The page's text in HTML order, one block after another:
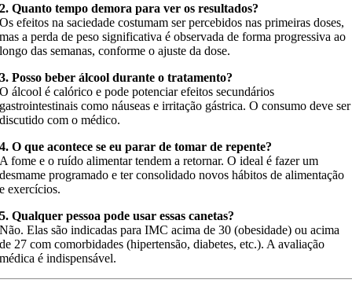
2. Quanto tempo demora para ver os resultados?
Os efeitos na saciedade costumam ser percebidos nas primeiras doses,
mas a perda de peso significativa é observada de forma progressiva ao
longo das semanas, conforme o ajuste da dose.
3. Posso beber álcool durante o tratamento?
O álcool é calórico e pode potenciar efeitos secundários
gastrointestinais como náuseas e irritação gástrica. O consumo deve ser
discutido com o médico.
4. O que acontece se eu parar de tomar de repente?
A fome e o ruído alimentar tendem a retornar. O ideal é fazer um
desmame programado e ter consolidado novos hábitos de alimentação
e exercícios.
5. Qualquer pessoa pode usar essas canetas?
Não. Elas são indicadas para IMC acima de 30 (obesidade) ou acima
de 27 com comorbidades (hipertensão, diabetes, etc.). A avaliação
médica é indispensável.